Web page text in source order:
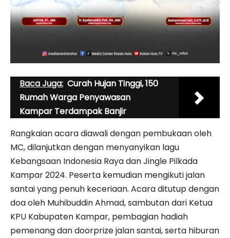
Baca Juga: Curah Hujan Tinggi, 150
Rumah Warga Penyawasan
Kampar Terdampak Banjir
Rangkaian acara diawali dengan pembukaan oleh
MC, dilanjutkan dengan menyanyikan lagu
Kebangsaan Indonesia Raya dan Jingle Pilkada
Kampar 2024. Peserta kemudian mengikuti jalan
santai yang penuh keceriaan. Acara ditutup dengan
doa oleh Muhibuddin Ahmad, sambutan dari Ketua
KPU Kabupaten Kampar, pembagian hadiah
pemenang dan doorprize jalan santai, serta hiburan